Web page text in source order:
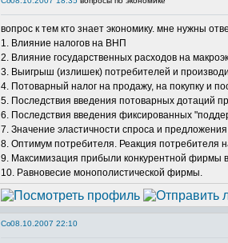
вопрос к тем кто знает экономику. мне нужны
1. Влияние налогов на ВНП
2. Влияние государственных расходов на
3. Выигрыш (излишек) потребителей и
4. Потоварный налог на продажу, на покупку и
5. Последствия введения потоварных дотаций
6. Последствия введения фиксированных
7. Значение эластичности спроса и
8. Оптимум потребителя. Реакция потребителя
9. Максимизация прибыли конкурентной фирмы
10. Равновесие монополистической фирмы.
08.10.2007 22:10